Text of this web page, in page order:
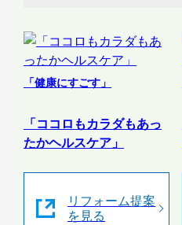
「健康にすごす」
「ココロもカラダもあっ
たかヘルスケア」
リフォーム提案
を見る